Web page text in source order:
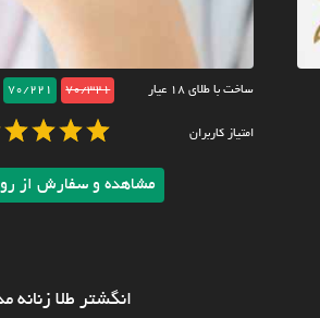
ساخت با طلای ۱۸ عیار 70/321
70/221
امتیاز کاربران
مشاهده و سفارش از
انگشتر طلا زنانه